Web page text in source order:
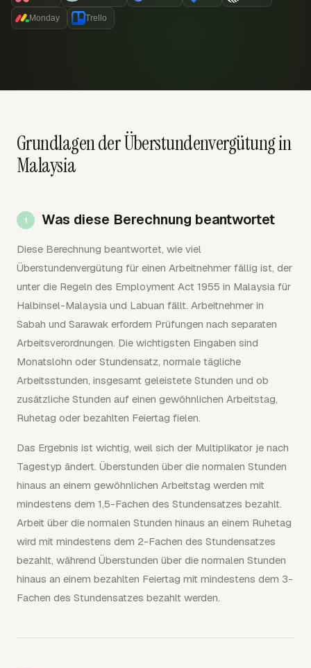
Monday Trello
Grundlagen der Überstundenvergütung in
Malaysia
Was diese Berechnung beantwortet
Diese Berechnung beantwortet, wie viel
Überstundenvergütung für einen Arbeitnehmer fällig ist, der
unter die Regeln des Employment Act 1955 in Malaysia für
Halbinsel-Malaysia und Labuan fällt. Arbeitnehmer in
Sabah und Sarawak erfordern Prüfungen nach separaten
Arbeitsverordnungen. Die wichtigsten Eingaben sind
Monatslohn oder Stundensatz, normale tägliche
Arbeitsstunden, insgesamt geleistete Stunden und ob
zusätzliche Stunden auf einen gewöhnlichen Arbeitstag,
Ruhetag oder bezahlten Feiertag fielen.
Das Ergebnis ist wichtig, weil sich der Multiplikator je nach
Tagestyp ändert. Überstunden über die normalen Stunden
hinaus an einem gewöhnlichen Arbeitstag werden mit
mindestens dem 1,5-Fachen des Stundensatzes bezahlt.
Arbeit über die normalen Stunden hinaus an einem Ruhetag
wird mit mindestens dem 2-Fachen des Stundensatzes
bezahlt, während Überstunden über die normalen Stunden
hinaus an einem bezahlten Feiertag mit mindestens dem 3-
Fachen des Stundensatzes bezahlt werden.